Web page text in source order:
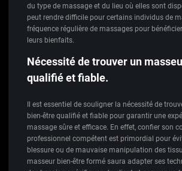
du type de massage et du lieu où elles sont
peut rendre difficile pour certains individus de
fréquence régulière de massages pour
leurs bienfaits.
Nécessité de trouver un
qualifié et fiable.
Il est essentiel de souligner la nécessité de
bien-être qualifié et fiable pour garantir une
massage sûre et efficace. En effet, confier son
professionnel compétent est primordial pour
blessure ou de mauvaise manipulation des
masseur bien-être formé saura adapter ses